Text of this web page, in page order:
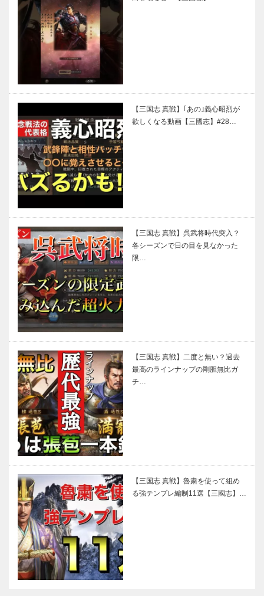
【三国志 真戦】｢あの｣義心昭烈が
欲しくなる動画【三國志】#28…
【三国志 真戦】呉武将時代突入？
各シーズンで日の目を見なかった
限…
【三国志 真戦】二度と無い？過去
最高のラインナップの剛胆無比ガ
チ…
【三国志 真戦】魯粛を使って組め
る強テンプレ編制11選【三國志】…